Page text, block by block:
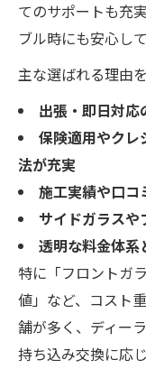
てのサポートも充
ブル時にも安心し
主な選ばれる理由
出張・即日対応
保険適用やクレ
法が充実
施工実績や口コ
サイドガラス
透明な料金体系
特に「フロントガ
値」など、コスト
舗が多く、ディー
持ち込み交換に応